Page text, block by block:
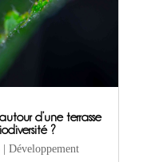
d’une terrasse
?
| Développement